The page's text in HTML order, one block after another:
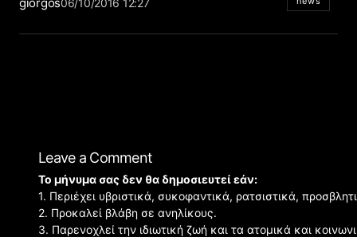
Leave a Comment
Το μήνυμα σας δεν θα δημοσιευτεί εάν:
1. Περιέχει υβριστικά, συκοφαντικά, ρατσιστικά,
2. Προκαλεί βλάβη σε ανηλίκους.
3. Παρενοχλεί την ιδιωτική ζωή και τα ατομικά και